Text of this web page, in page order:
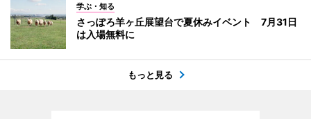
学ぶ・知る
さっぽろ羊ヶ丘展望台で夏休みイベント 7月31日
は入場無料に
もっと見る